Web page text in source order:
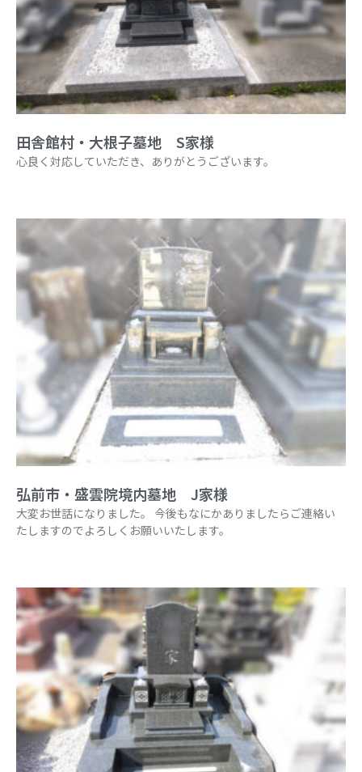
田舎館村・大根子墓地 S家様
心良く対応していただき、ありがとうございます。
弘前市・盛雲院境内墓地 J家様
大変お世話になりました。 今後もなにかありましたらご連絡い
たしますのでよろしくお願いいたします。